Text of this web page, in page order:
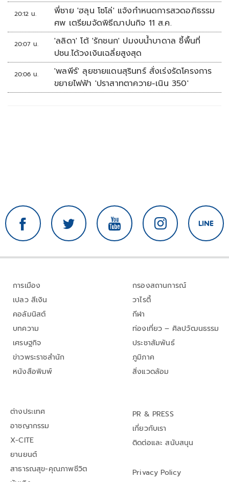
20:12 น.
พี่ชาย 'ฮลุน โซโล่' แจ้งกำหนดการสวดอภิธรรม
ศพ เตรียมจัดพิธีฌาปนกิจ 11 ส.ค.
20:07 น.
'ลลิดา' โต้ 'รักชนก' ปมงบน้ำบาดาล ชี้พื้นที่
ปชน.ได้วงเงินเฉลี่ยสูงสุด
20:06 น.
'พลพีร์' ลุยชายแดนสุรินทร์ สั่งเร่งรัดโครงการ
ขยายไฟฟ้า 'ปราสาทตาควาย-เนิน 350'
การเมือง
เปลว สีเงิน
คอลัมนิสต์
บทความ
เศรษฐกิจ
ข่าวพระราชสำนัก
หนังสือพิมพ์
กรองสถานการณ์
วาไรตี้
กีฬา
ท่องเที่ยว – ศิลปวัฒนธรรม
ประชาสัมพันธ์
ภูมิภาค
สิ่งแวดล้อม
ต่างประเทศ
อาชญากรรม
X-CITE
ยานยนต์
สาธารณสุข-คุณภาพชีวิต
PR & PRESS
เกี่ยวกับเรา
ติดต่อและ สนับสนุน
Privacy Policy